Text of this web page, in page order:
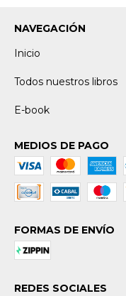
NAVEGACIÓN
Inicio
Todos nuestros libros
E-book
MEDIOS DE PAGO
FORMAS DE ENVÍO
REDES SOCIALES